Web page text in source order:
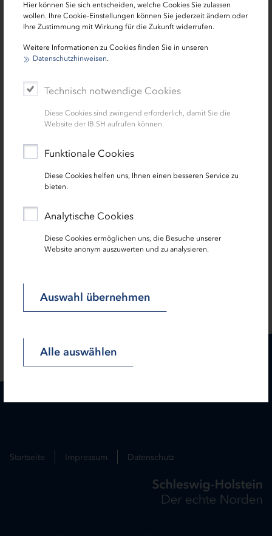
Hier können Sie sich entscheiden, welche Cookies Sie zulassen
wollen. Ihre Cookie-Einstellungen können Sie jederzeit ändern oder
Ihre Zustimmung mit Wirkung für die Zukunft widerrufen.
Weitere Informationen zu Cookies finden Sie in unseren
Datenschutzhinweisen.
Technisch notwendige Cookies
Diese Cookies sind zwingend erforderlich, damit Sie die
Website der IB.SH aufrufen können.
Funktionale Cookies
Diese Cookies helfen uns, Ihnen einen besseren Service zu
bieten.
Analytische Cookies
Diese Cookies ermöglichen uns, die Besuche unserer
Website anonym auszuwerten und zu analysieren.
Auswahl übernehmen
Alle auswählen
Klimaschutz ist eine der zentralen Aufgaben unserer Zeit
– und Kommunen spielen dabei eine Schlüsselrolle.
Klimaschutzinitiative Schleswig-Holstein (EKI). Es
vermittelt praxisnah, wie rechtliche Vorgaben,
Förderprogramme und Verwaltungsprozesse
ineinandergreifen müssen, damit Klimaschutz in der
Kommune effizient geplant, finanziert und umgesetzt
werden kann. Im Mittelpunkt steht die Frage, wie
verankert werden können – die verwaltungsinternen
stets im Blick.
Alle weitere Informationen können dem
entnommen werden.
Zur Anmeldung
Startseite Impressum Datenschutz